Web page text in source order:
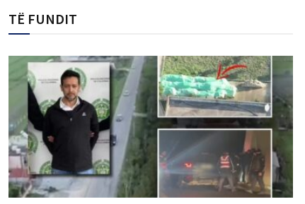
TË FUNDIT